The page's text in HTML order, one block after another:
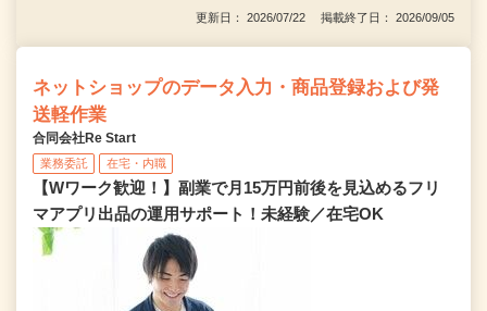
更新日： 2026/07/22 掲載終了日： 2026/09/05
ネットショップのデータ入力・商品登録および発
送軽作業
合同会社Re Start
業務委託 在宅・内職
【Wワーク歓迎！】副業で月15万円前後を見込めるフリ
マアプリ出品の運用サポート！未経験／在宅OK